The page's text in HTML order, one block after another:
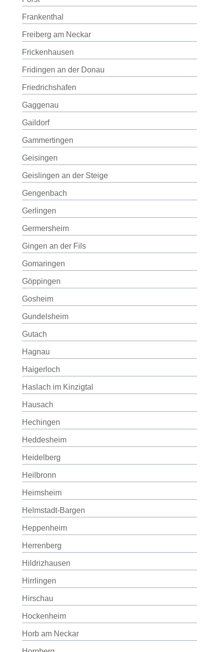
Frankenthal
Freiberg am Neckar
Frickenhausen
Fridingen an der Donau
Friedrichshafen
Gaggenau
Gaildorf
Gammertingen
Geisingen
Geislingen an der Steige
Gengenbach
Gerlingen
Germersheim
Gingen an der Fils
Gomaringen
Göppingen
Gosheim
Gundelsheim
Gutach
Hagnau
Haigerloch
Haslach im Kinzigtal
Hausach
Hechingen
Heddesheim
Heidelberg
Heilbronn
Heimsheim
Helmstadt-Bargen
Heppenheim
Herrenberg
Hildrizhausen
Hirrlingen
Hirschau
Hockenheim
Horb am Neckar